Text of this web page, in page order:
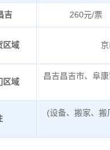
吉 260元/票
区域
区域
昌吉昌吉市、阜
(设备、搬家、